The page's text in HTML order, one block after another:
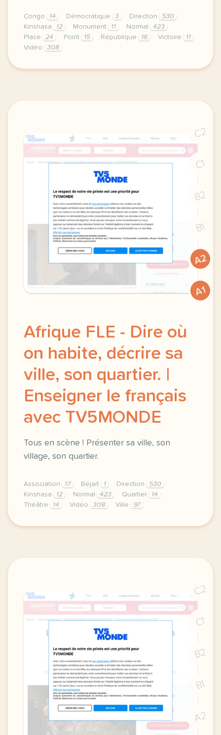
Congo 14 Démocratique 3 Direction
530
Kinshasa
12 Monument 11 Normal
423
Place
24 Point 15 République 16 Victoire
11
Vidéo
308
didomi host didomi components button cursor
C2
C1
B2
B1
A2
A1
Afrique FLE - Dire où
on habite, décrire sa
ville, son quartier. |
Enseigner le français
avec TV5MONDE
Tous en scène ! Présenter sa ville, son
village, son quartier.
Association 17 Béjart 1 Direction
530
Kinshasa
12 Normal 423 Quartier
14
Théâtre
14 Vidéo 308 Ville 97
didomi host didomi components button cursor
C2
C1
B2
B1
A2